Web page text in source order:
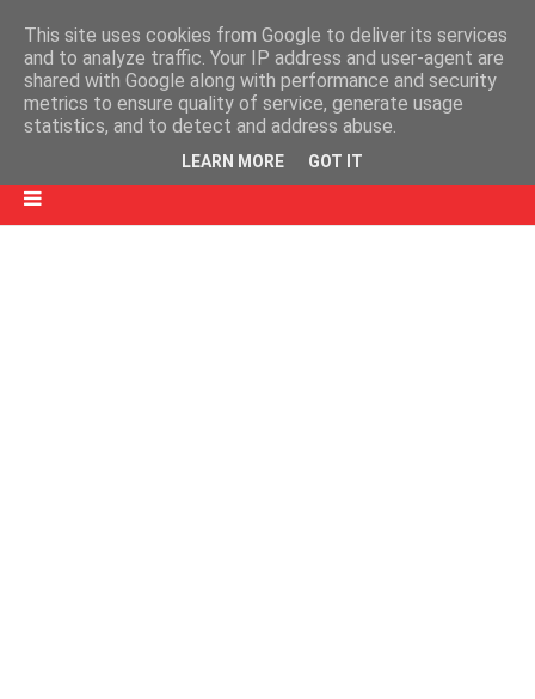
This site uses cookies from Google to deliver its services
and to analyze traffic. Your IP address and user-agent are
shared with Google along with performance and security
metrics to ensure quality of service, generate usage
statistics, and to detect and address abuse.
LEARN MORE GOT IT